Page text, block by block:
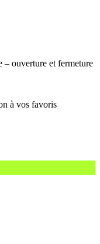
ouverture et fermeture